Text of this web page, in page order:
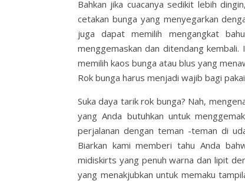
Bahkan jika cuacanya sedikit lebih
cetakan bunga yang menyegarkan
juga dapat memilih mengangkat
menggemaskan dan ditendang kembali.
memilih kaos bunga atau blus yang
Rok bunga harus menjadi wajib bagi
Suka daya tarik rok bunga? Nah,
yang Anda butuhkan untuk
perjalanan dengan teman -teman di
Biarkan kami memberi tahu Anda
midiskirts yang penuh warna dan lipit
yang menakjubkan untuk memaku